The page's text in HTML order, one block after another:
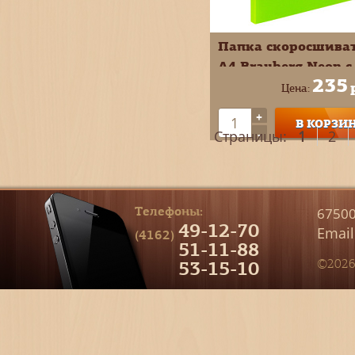
Папка
А4 Brauberg Neon с
карманом
в ассортименте
227464*65*66*67
Цена: 235
+
-
В
Страницы: 1 2
Телефоны:
(4162) 49-12-70
51-11-88
53-15-10